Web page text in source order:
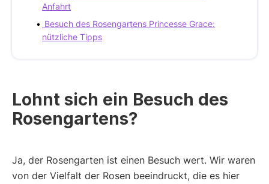
Anfahrt
Besuch des Rosengartens Princesse Grace:
nützliche Tipps
Lohnt sich ein Besuch des
Rosengartens?
Ja, der Rosengarten ist einen Besuch wert. Wir waren
von der Vielfalt der Rosen beeindruckt, die es hier